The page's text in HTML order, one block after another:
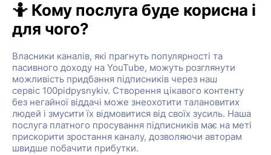
🤷 Кому послуга буде корисна і
для чого?
Власники каналів, які прагнуть популярності та
пасивного доходу на YouTube, можуть розглянути
можливість придбання підписників через наш
сервіс 100pidpysnykiv. Створення цікавого контенту
без негайної віддачі може знеохотити талановитих
людей і змусити їх відмовитися від своїх зусиль. Наша
послуга платного просування підписників має на меті
прискорити зростання каналу, дозволяючи авторам
швидше побачити прибутки.